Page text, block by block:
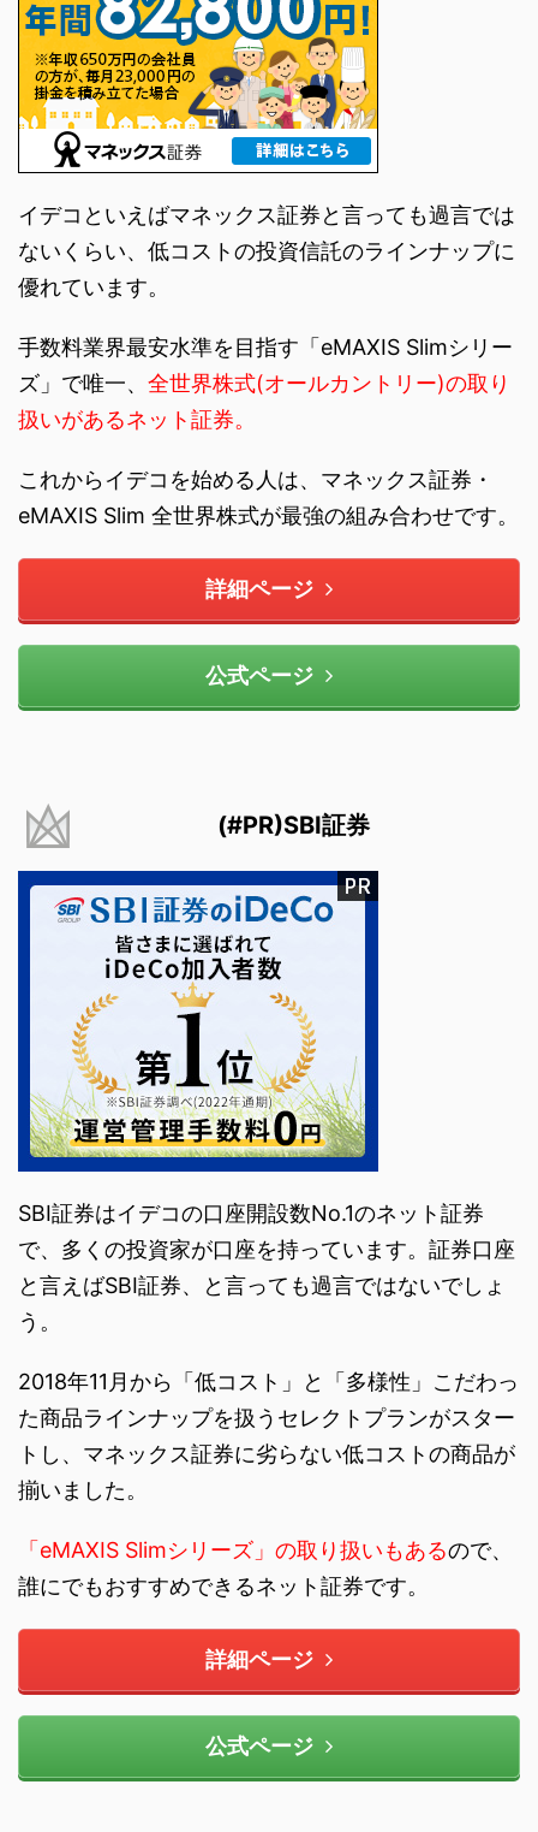
イデコといえばマネックス証券と言っても過言では
ないくらい、低コストの投資信託のラインナップに
優れています。
手数料業界最安水準を目指す「eMAXIS Slimシリー
ズ」で唯一、 全世界株式(オールカントリー)の取り
扱いがあるネット証券。
これからイデコを始める人は、マネックス証券・
eMAXIS Slim 全世界株式が最強の組み合わせです。
詳細ページ
公式ページ
(#PR)SBI証券
SBI証券はイデコの口座開設数No.1のネット証券
で、多くの投資家が口座を持っています。証券口座
と言えばSBI証券、と言っても過言ではないでしょ
う。
2018年11月から「低コスト」と「多様性」こだわっ
た商品ラインナップを扱うセレクトプランがスター
トし、マネックス証券に劣らない低コストの商品が
揃いました。
「eMAXIS Slimシリーズ」の取り扱いもあるので、
誰にでもおすすめできるネット証券です。
詳細ページ
公式ページ